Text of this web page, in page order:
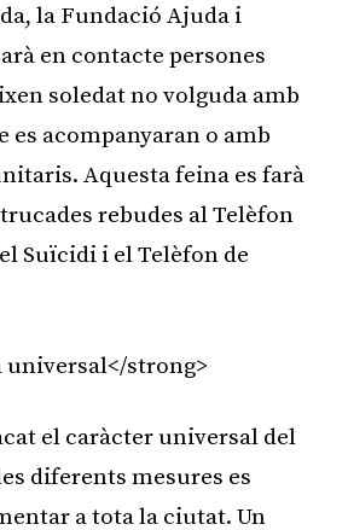
la Fundació Ajuda i
en contacte persones
soledat no volguda amb
es acompanyaran o amb
Aquesta feina es farà
rebudes al Telèfon
Suïcidi i el Telèfon de
universal</strong>
el caràcter universal del
diferents mesures es
a tota la ciutat. Un